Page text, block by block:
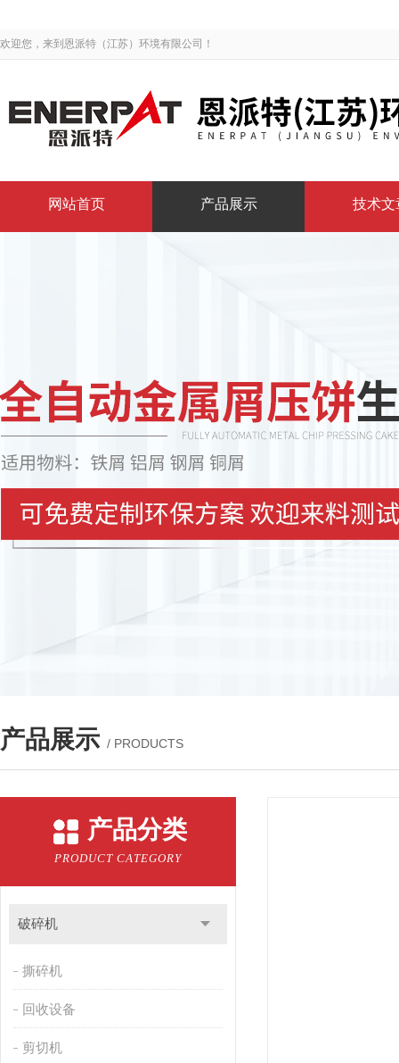
欢迎您，来到恩派特（江苏）环境有限公司！
网站首页 产品展示 技术文
产品展示 / PRODUCTS
产品分类
PRODUCT CATEGORY
破碎机
撕碎机
回收设备
剪切机